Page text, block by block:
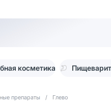
косметика
препараты / Глево